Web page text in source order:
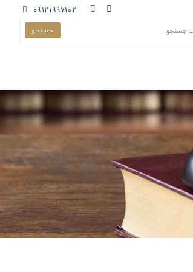
۰۹۱۲۱۹۹۷۱۰۲